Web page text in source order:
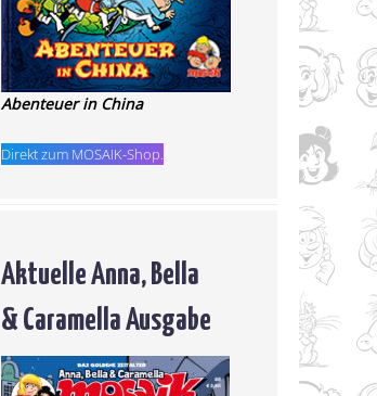
Abenteuer in China
Direkt zum MOSAIK-Shop.
Aktuelle Anna, Bella
& Caramella Ausgabe